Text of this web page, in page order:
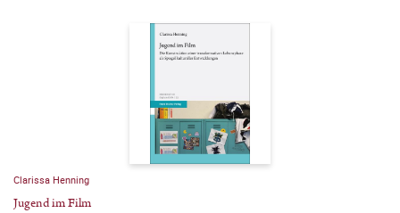
Clarissa Henning
Jugend im Film